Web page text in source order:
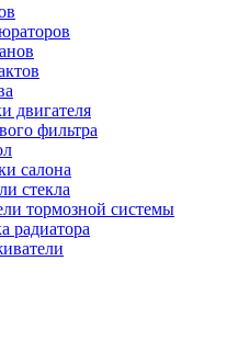
двигателя
фильтра
салона
стекла
тормозной системы
радиатора